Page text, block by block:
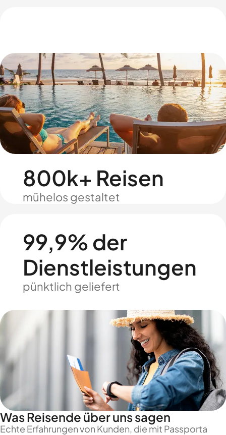
800k+ Reisen
mühelos gestaltet
99,9% der
Dienstleistungen
pünktlich geliefert
Was Reisende über uns sagen
Echte Erfahrungen von Kunden, die mit Passporta